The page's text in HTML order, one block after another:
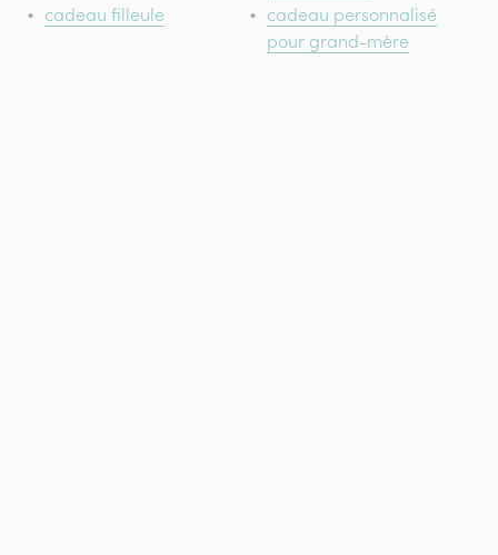
cadeau filleule
cadeau personnalisé
pour grand-mère